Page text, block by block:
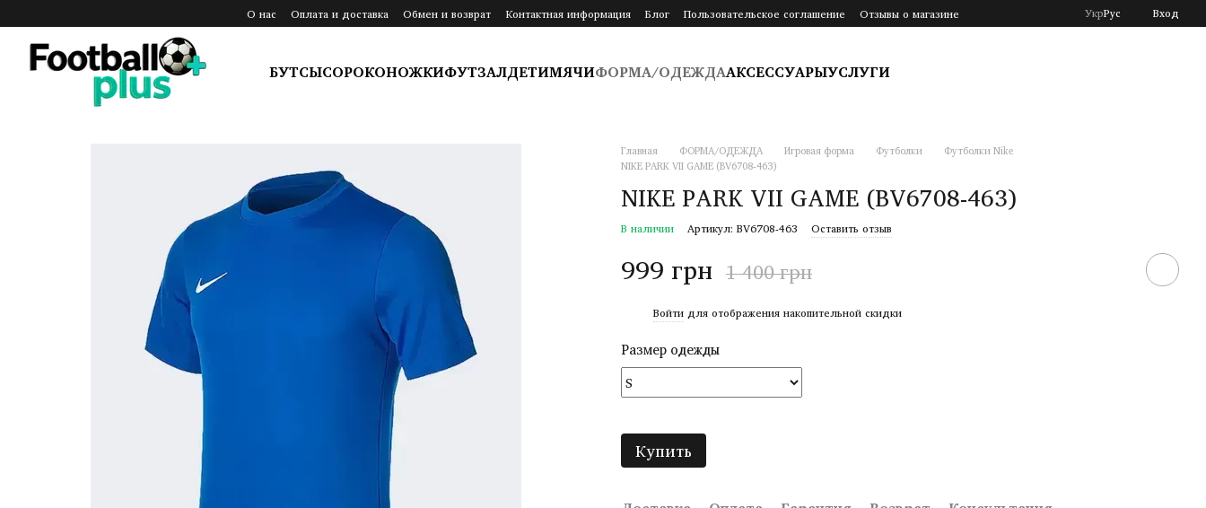
О нас Оплата и доставка Обмен и возврат Контактная информация Блог Пользовательское соглашение Отзывы о магазине УкрРус Вход
БУТСЫСОРОКОНОЖКИФУТЗАЛДЕТИМЯЧИФОРМА/ОДЕЖДААКСЕССУАРЫУСЛУГИ
Главная ФОРМА/ОДЕЖДА Игровая форма Футболки
Футболки Nike
NIKE PARK VII GAME (BV6708-463)
NIKE PARK VII GAME (BV6708-463)
В наличии Артикул: BV6708-463 Оставить отзыв
999 грн 1 400 грн
Войти для отображения накопительной скидки
Размер одежды
Купить